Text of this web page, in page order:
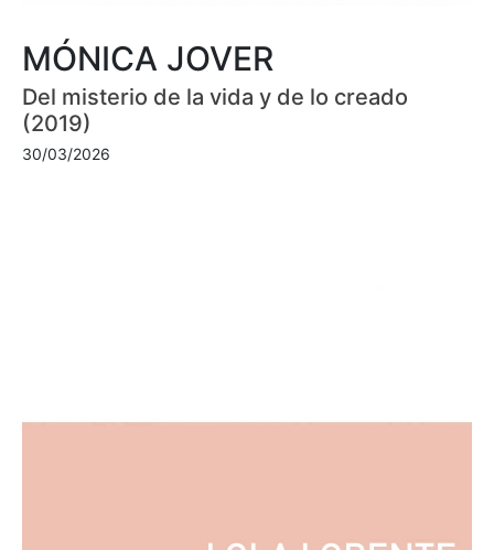
MÓNICA JOVER
Del misterio de la vida y de lo creado
(2019)
30/03/2026